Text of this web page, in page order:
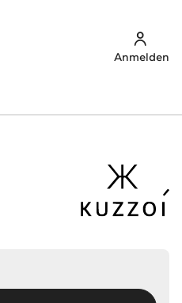
Anmelden